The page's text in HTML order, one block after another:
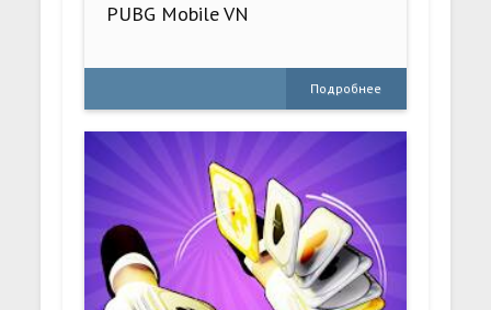
PUBG Mobile VN
Подробнее